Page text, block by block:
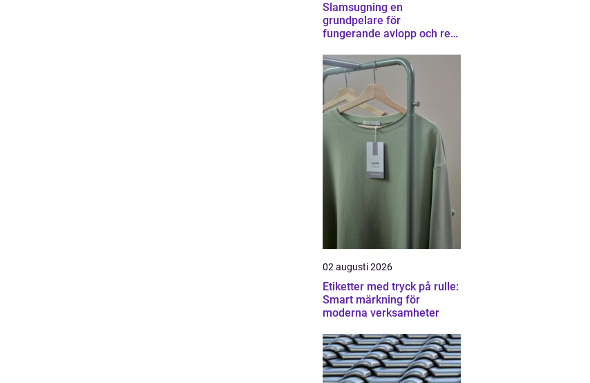
Slamsugning en
grundpelare för
fungerande avlopp och ren
02 augusti 2026
Etiketter med tryck på rulle:
Smart märkning för
moderna verksamheter